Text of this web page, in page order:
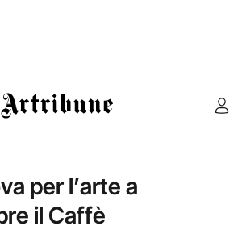
Artribune
per l’arte a
il Caffè